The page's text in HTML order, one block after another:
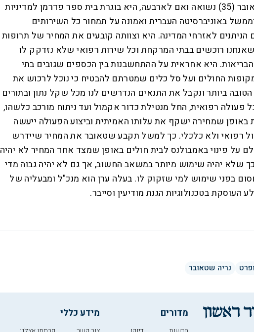
נריה שטאובר (35) נשואה ואם לארבעה, היא בוגרת בית ספר פדרמן למדיניות
באוניברסיטה העברית ואמונה על תמחור כל השירותים
הניתנים לאזרחי המדינה. היא וצוותה קובעים את המחיר של תרופות
רוכשים בבתי המרקחת וכל שירות רפואי שלא נזדקק לו
היא אחראית על ההתחשבנות בין הכספים שגובים בתי
החולים ועל סל כלים שמטרתם להבטיח כי נוכל לרכוש את
ביותר ונקבל את התנאים הנדרשים לנו מכל שקל נתון ובתורים
פעולה רפואית, החל מנטילת כדור אקמול ועד ניתוח מורכב כלשהו,
באופן שמחירה ישקף את עלותו האמיתית וביצוע הפעולה ייעשה
רפואי ולא כלכלי. כך למשל תקבע שטאובר את המחיר שיידרש
על פינוי באמבולנס לבית חולים באופן שמצד אחד המחיר לא יהיה
כך שלא יהיה שימוש מיותר במשאב החשוב, אך גם לא יהיה גבוה מדי
בפני שימוש למי שזקוק לו. בעלה ערן הוא מנכ"ל ומבעליה של
העוסקת בטכנולוגיות הגנת מודיעין וסייבר.
נריה שטאובר
מדורים מידע כללי